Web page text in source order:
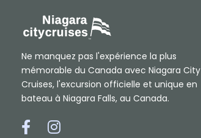
Ne manquez pas l'expérience la plus
mémorable du Canada avec Niagara City
Cruises, l'excursion officielle et unique en
bateau à Niagara Falls, au Canada.
L
i